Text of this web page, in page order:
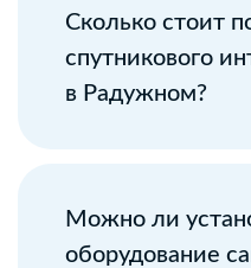
Сколько стоит
спутникового
в Радужном?
Можно ли
оборудование